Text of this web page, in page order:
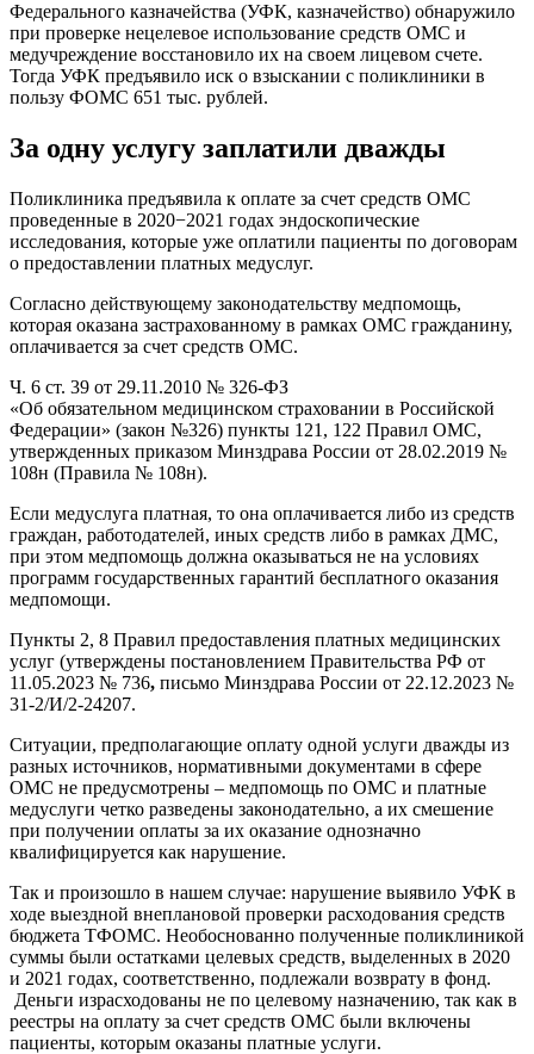
Федерального казначейства (УФК, казначейство) обнаружило
при проверке нецелевое использование средств ОМС и
медучреждение восстановило их на своем лицевом счете.
Тогда УФК предъявило иск о взыскании с поликлиники в
пользу ФОМС 651 тыс. рублей.
За одну услугу заплатили дважды
Поликлиника предъявила к оплате за счет средств ОМС
проведенные в 2020−2021 годах эндоскопические
исследования, которые уже оплатили пациенты по договорам
о предоставлении платных медуслуг.
Согласно действующему законодательству медпомощь,
которая оказана застрахованному в рамках ОМС гражданину,
оплачивается за счет средств ОМС.
Ч. 6 ст. 39 от 29.11.2010 № 326-ФЗ
«Об обязательном медицинском страховании в Российской
Федерации» (закон №326) пункты 121, 122 Правил ОМС,
утвержденных приказом Минздрава России от 28.02.2019 №
108н (Правила № 108н).
Если медуслуга платная, то она оплачивается либо из средств
граждан, работодателей, иных средств либо в рамках ДМС,
при этом медпомощь должна оказываться не на условиях
программ государственных гарантий бесплатного оказания
медпомощи.
Пункты 2, 8 Правил предоставления платных медицинских
услуг (утверждены постановлением Правительства РФ от
11.05.2023 № 736, письмо Минздрава России от 22.12.2023 №
31-2/И/2-24207.
Ситуации, предполагающие оплату одной услуги дважды из
разных источников, нормативными документами в сфере
ОМС не предусмотрены – медпомощь по ОМС и платные
медуслуги четко разведены законодательно, а их смешение
при получении оплаты за их оказание однозначно
квалифицируется как нарушение.
Так и произошло в нашем случае: нарушение выявило УФК в
ходе выездной внеплановой проверки расходования средств
бюджета ТФОМС. Необоснованно полученные поликлиникой
суммы были остатками целевых средств, выделенных в 2020
и 2021 годах, соответственно, подлежали возврату в фонд.
Деньги израсходованы не по целевому назначению, так как в
реестры на оплату за счет средств ОМС были включены
пациенты, которым оказаны платные услуги.